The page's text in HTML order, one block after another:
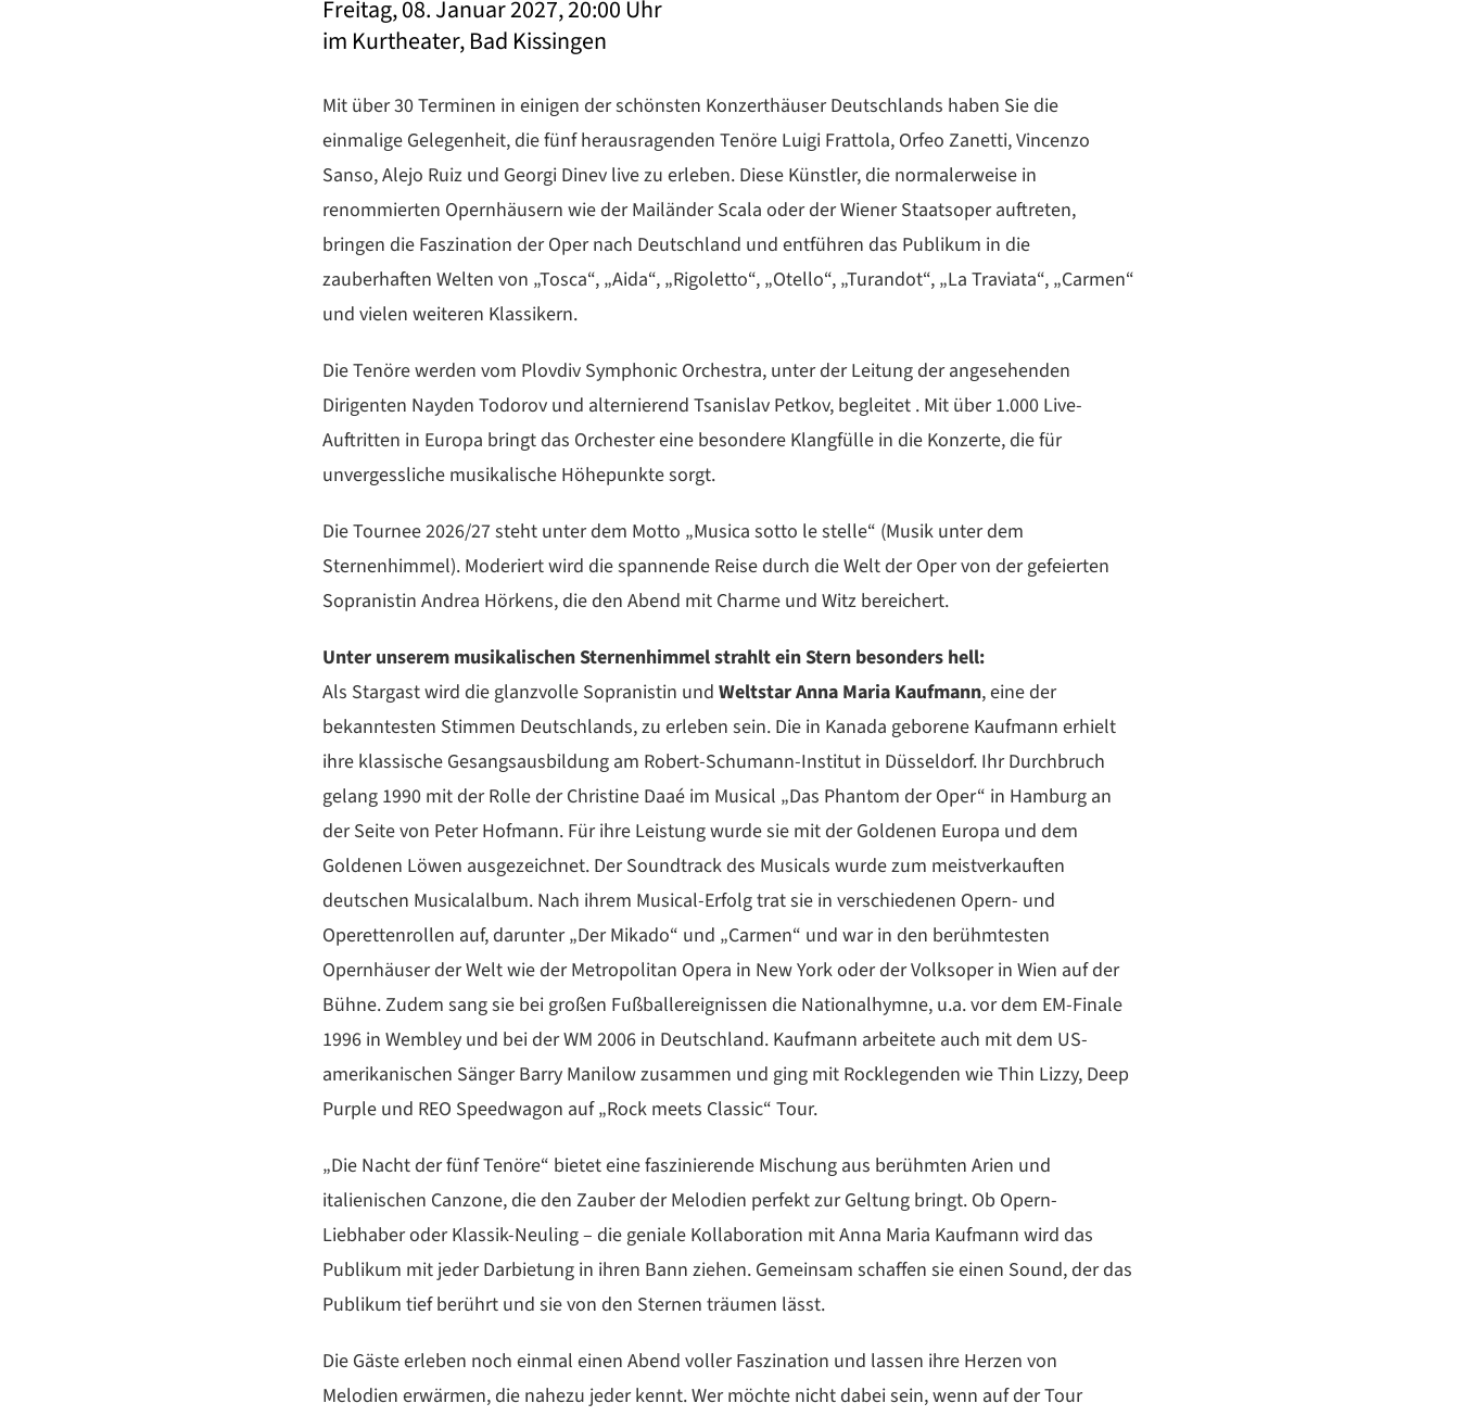
Freitag, 08. Januar 2027, 20:00 Uhr
im Kurtheater, Bad Kissingen
Mit über 30 Terminen in einigen der schönsten Konzerthäuser Deutschlands haben Sie die
einmalige Gelegenheit, die fünf herausragenden Tenöre Luigi Frattola, Orfeo Zanetti, Vincenzo
Sanso, Alejo Ruiz und Georgi Dinev live zu erleben. Diese Künstler, die normalerweise in
renommierten Opernhäusern wie der Mailänder Scala oder der Wiener Staatsoper auftreten,
bringen die Faszination der Oper nach Deutschland und entführen das Publikum in die
zauberhaften Welten von „Tosca“, „Aida“, „Rigoletto“, „Otello“, „Turandot“, „La Traviata“, „Carmen“
und vielen weiteren Klassikern.
Die Tenöre werden vom Plovdiv Symphonic Orchestra, unter der Leitung der angesehenden
Dirigenten Nayden Todorov und alternierend Tsanislav Petkov, begleitet . Mit über 1.000 Live-
Auftritten in Europa bringt das Orchester eine besondere Klangfülle in die Konzerte, die für
unvergessliche musikalische Höhepunkte sorgt.
Die Tournee 2026/27 steht unter dem Motto „Musica sotto le stelle“ (Musik unter dem
Sternenhimmel). Moderiert wird die spannende Reise durch die Welt der Oper von der gefeierten
Sopranistin Andrea Hörkens, die den Abend mit Charme und Witz bereichert.
Unter unserem musikalischen Sternenhimmel strahlt ein Stern besonders hell:
Als Stargast wird die glanzvolle Sopranistin undWeltstar Anna Maria Kaufmann, eine der
bekanntesten Stimmen Deutschlands, zu erleben sein. Die in Kanada geborene Kaufmann erhielt
ihre klassische Gesangsausbildung am Robert-Schumann-Institut in Düsseldorf. Ihr Durchbruch
gelang 1990 mit der Rolle der Christine Daaé im Musical „Das Phantom der Oper“ in Hamburg an
der Seite von Peter Hofmann. Für ihre Leistung wurde sie mit der Goldenen Europa und dem
Goldenen Löwen ausgezeichnet. Der Soundtrack des Musicals wurde zum meistverkauften
deutschen Musicalalbum. Nach ihrem Musical-Erfolg trat sie in verschiedenen Opern- und
Operettenrollen auf, darunter „Der Mikado“ und „Carmen“ und war in den berühmtesten
Opernhäuser der Welt wie der Metropolitan Opera in New York oder der Volksoper in Wien auf der
Bühne. Zudem sang sie bei großen Fußballereignissen die Nationalhymne, u.a. vor dem EM-Finale
1996 in Wembley und bei der WM 2006 in Deutschland. Kaufmann arbeitete auch mit dem US-
amerikanischen Sänger Barry Manilow zusammen und ging mit Rocklegenden wie Thin Lizzy, Deep
Purple und REO Speedwagon auf „Rock meets Classic“ Tour.
„Die Nacht der fünf Tenöre“ bietet eine faszinierende Mischung aus berühmten Arien und
italienischen Canzone, die den Zauber der Melodien perfekt zur Geltung bringt. Ob Opern-
Liebhaber oder Klassik-Neuling – die geniale Kollaboration mit Anna Maria Kaufmann wird das
Publikum mit jeder Darbietung in ihren Bann ziehen. Gemeinsam schaffen sie einen Sound, der das
Publikum tief berührt und sie von den Sternen träumen lässt.
Die Gäste erleben noch einmal einen Abend voller Faszination und lassen ihre Herzen von
Melodien erwärmen, die nahezu jeder kennt. Wer möchte nicht dabei sein, wenn auf der Tour